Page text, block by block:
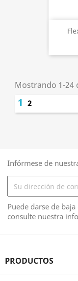
Mostrando 1-24
1 2
Infórmese de
Puede darse de
consulte nuestra
PRODUCTOS